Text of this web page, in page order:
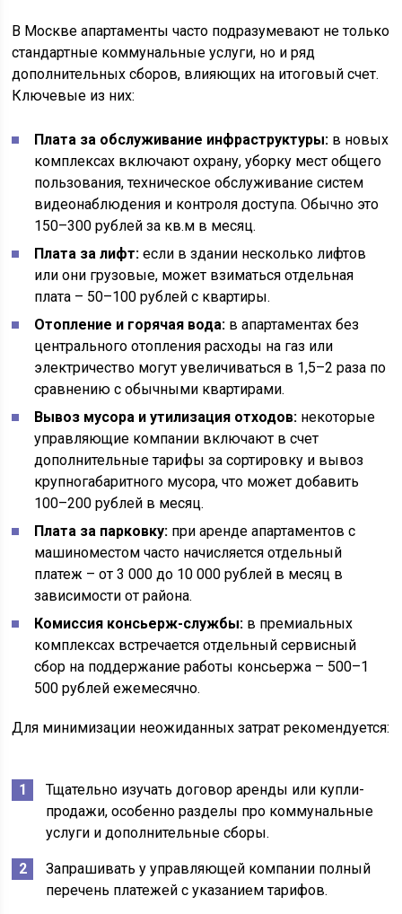
В Москве апартаменты часто подразумевают не только
стандартные коммунальные услуги, но и ряд
дополнительных сборов, влияющих на итоговый счет.
Ключевые из них:
Плата за обслуживание инфраструктуры: в новых
комплексах включают охрану, уборку мест общего
пользования, техническое обслуживание систем
видеонаблюдения и контроля доступа. Обычно это
150–300 рублей за кв.м в месяц.
Плата за лифт: если в здании несколько лифтов
или они грузовые, может взиматься отдельная
плата – 50–100 рублей с квартиры.
Отопление и горячая вода: в апартаментах без
центрального отопления расходы на газ или
электричество могут увеличиваться в 1,5–2 раза по
сравнению с обычными квартирами.
Вывоз мусора и утилизация отходов: некоторые
управляющие компании включают в счет
дополнительные тарифы за сортировку и вывоз
крупногабаритного мусора, что может добавить
100–200 рублей в месяц.
Плата за парковку: при аренде апартаментов с
машиноместом часто начисляется отдельный
платеж – от 3 000 до 10 000 рублей в месяц в
зависимости от района.
Комиссия консьерж-службы: в премиальных
комплексах встречается отдельный сервисный
сбор на поддержание работы консьержа – 500–1
500 рублей ежемесячно.
Для минимизации неожиданных затрат рекомендуется:
Тщательно изучать договор аренды или купли-
продажи, особенно разделы про коммунальные
услуги и дополнительные сборы.
Запрашивать у управляющей компании полный
перечень платежей с указанием тарифов.